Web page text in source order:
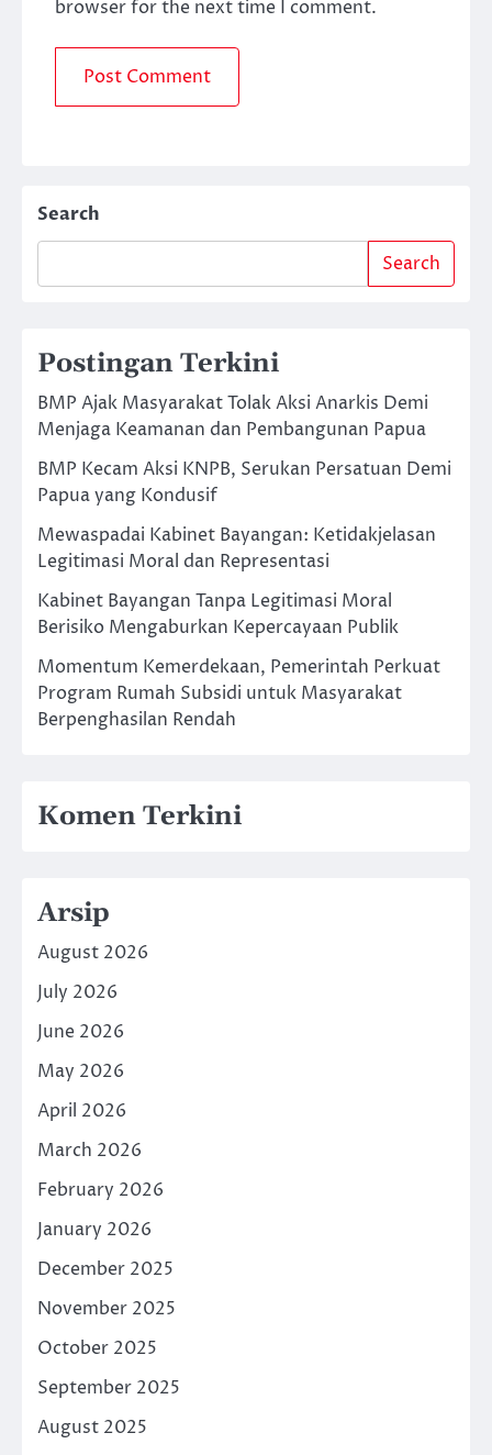
browser for the next time I comment.
Search
Search
Postingan Terkini
BMP Ajak Masyarakat Tolak Aksi Anarkis Demi
Menjaga Keamanan dan Pembangunan Papua
BMP Kecam Aksi KNPB, Serukan Persatuan Demi
Papua yang Kondusif
Mewaspadai Kabinet Bayangan: Ketidakjelasan
Legitimasi Moral dan Representasi
Kabinet Bayangan Tanpa Legitimasi Moral
Berisiko Mengaburkan Kepercayaan Publik
Momentum Kemerdekaan, Pemerintah Perkuat
Program Rumah Subsidi untuk Masyarakat
Berpenghasilan Rendah
Komen Terkini
Arsip
August 2026
July 2026
June 2026
May 2026
April 2026
March 2026
February 2026
January 2026
December 2025
November 2025
October 2025
September 2025
August 2025